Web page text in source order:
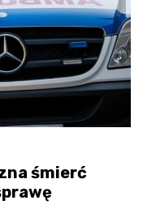
śmierć